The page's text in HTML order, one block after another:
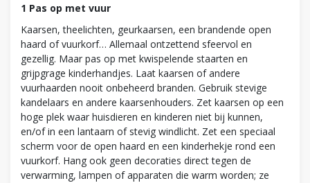
1 Pas op met vuur
Kaarsen, theelichten, geurkaarsen, een brandende open
haard of vuurkorf… Allemaal ontzettend sfeervol en
gezellig. Maar pas op met kwispelende staarten en
grijpgrage kinderhandjes. Laat kaarsen of andere
vuurhaarden nooit onbeheerd branden. Gebruik stevige
kandelaars en andere kaarsenhouders. Zet kaarsen op een
hoge plek waar huisdieren en kinderen niet bij kunnen,
en/of in een lantaarn of stevig windlicht. Zet een speciaal
scherm voor de open haard en een kinderhekje rond een
vuurkorf. Hang ook geen decoraties direct tegen de
verwarming, lampen of apparaten die warm worden; ze